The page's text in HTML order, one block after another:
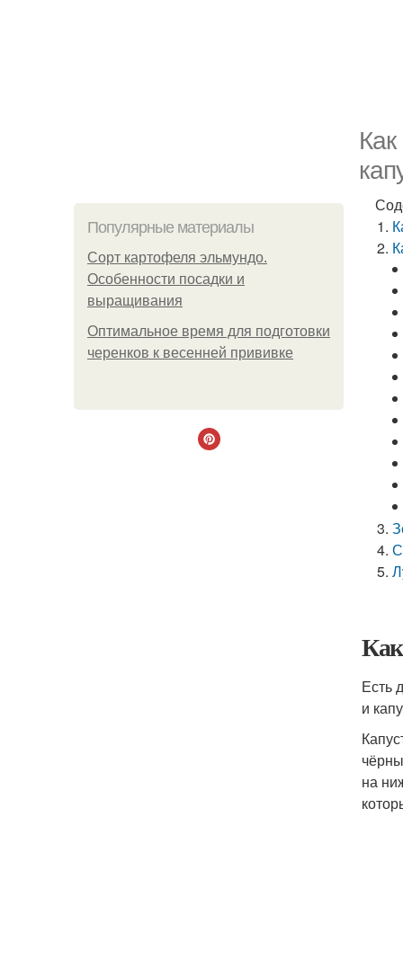
Популярные материалы
Сорт картофеля эльмундо.
Особенности посадки и
выращивания
Оптимальное время для подготовки
черенков к весенней прививке
Есть
и
на